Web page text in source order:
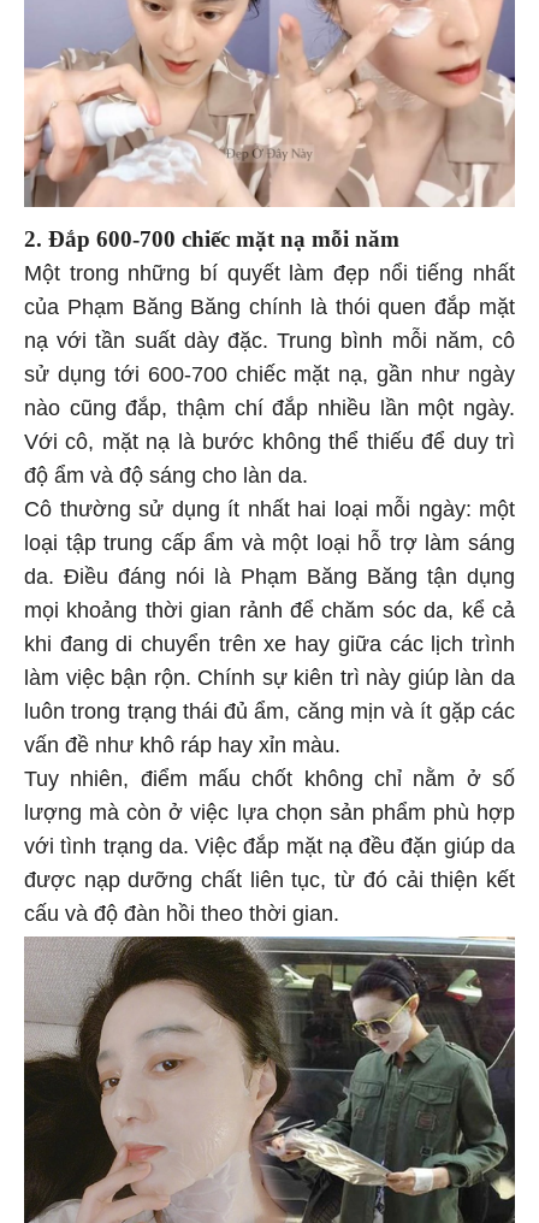
2. Đắp 600-700 chiếc mặt nạ mỗi năm
Một trong những bí quyết làm đẹp nổi tiếng nhất
của Phạm Băng Băng chính là thói quen đắp mặt
nạ với tần suất dày đặc. Trung bình mỗi năm, cô
sử dụng tới 600-700 chiếc mặt nạ, gần như ngày
nào cũng đắp, thậm chí đắp nhiều lần một ngày.
Với cô, mặt nạ là bước không thể thiếu để duy trì
độ ẩm và độ sáng cho làn da.
Cô thường sử dụng ít nhất hai loại mỗi ngày: một
loại tập trung cấp ẩm và một loại hỗ trợ làm sáng
da. Điều đáng nói là Phạm Băng Băng tận dụng
mọi khoảng thời gian rảnh để chăm sóc da, kể cả
khi đang di chuyển trên xe hay giữa các lịch trình
làm việc bận rộn. Chính sự kiên trì này giúp làn da
luôn trong trạng thái đủ ẩm, căng mịn và ít gặp các
vấn đề như khô ráp hay xỉn màu.
Tuy nhiên, điểm mấu chốt không chỉ nằm ở số
lượng mà còn ở việc lựa chọn sản phẩm phù hợp
với tình trạng da. Việc đắp mặt nạ đều đặn giúp da
được nạp dưỡng chất liên tục, từ đó cải thiện kết
cấu và độ đàn hồi theo thời gian.